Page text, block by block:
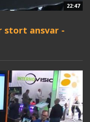
22:47
stort ansvar -